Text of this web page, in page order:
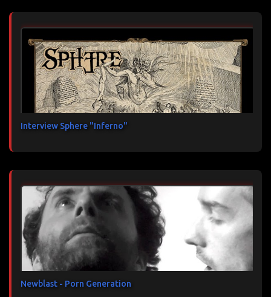
Interview Sphere "Inferno"
Newblast - Porn Generation